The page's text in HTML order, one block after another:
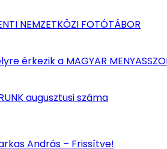
NEMZETKÖZI FOTÓTÁBOR
érkezik a MAGYAR
augusztusi száma
András – Frissítve!